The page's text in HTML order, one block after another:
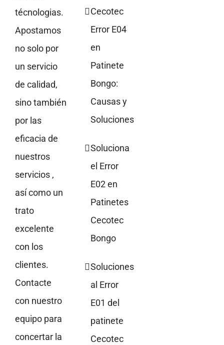
técnologias.
Apostamos
no solo por
un servicio
de calidad,
sino también
por las
eficacia de
nuestros
servicios ,
así como un
trato
excelente
con los
clientes.
Contacte
con nuestro
equipo para
concertar la
Cecotec
Error E04
en
Patinete
Bongo:
Causas y
Soluciones
Soluciona
el Error
E02 en
Patinetes
Cecotec
Bongo
Soluciones
al Error
E01 del
patinete
Cecotec